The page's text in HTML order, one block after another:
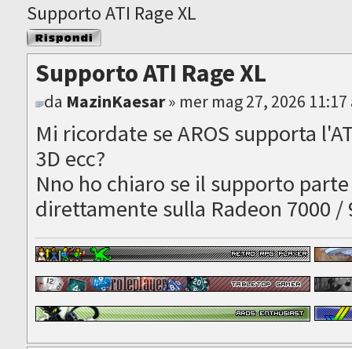
Supporto ATI Rage XL
Rispondi al
messaggio
Supporto ATI Rage XL
da MazinKaesar» mer mag 27, 2026 11:17
Mi ricordate se AROS supporta
3D ecc?
Nno ho chiaro se il supporto
direttamente sulla Radeon 7000 /